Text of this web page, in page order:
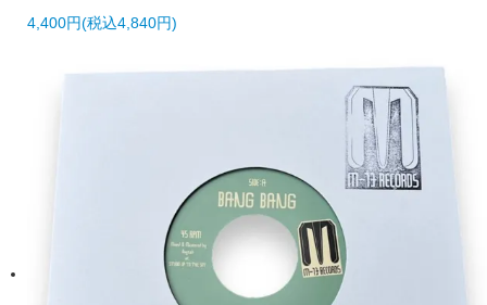
4,400円(税込4,840円)